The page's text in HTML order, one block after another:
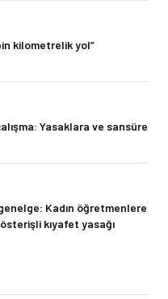
kilometrelik yol”
Yasaklara ve sansüre
Kadın öğretmenlere
kıyafet yasağı